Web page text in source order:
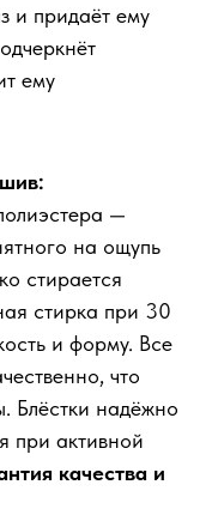
и придаёт ему
ему
—
на ощупь
стирается
стирка при 30
и форму. Все
что
Блёстки надёжно
при активной
качества и